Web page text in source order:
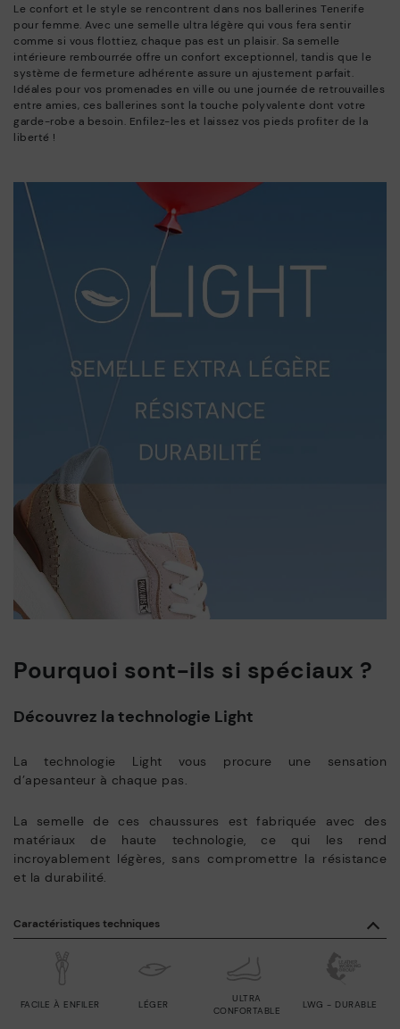
Le confort et le style se rencontrent dans nos ballerines Tenerife
pour femme. Avec une semelle ultra légère qui vous fera sentir
comme si vous flottiez, chaque pas est un plaisir. Sa semelle
intérieure rembourrée offre un confort exceptionnel, tandis que le
système de fermeture adhérente assure un ajustement parfait.
Idéales pour vos promenades en ville ou une journée de retrouvailles
entre amies, ces ballerines sont la touche polyvalente dont votre
garde-robe a besoin. Enfilez-les et laissez vos pieds profiter de la
liberté !
Pourquoi sont-ils si spéciaux ?
Découvrez la technologie Light
La technologie Light vous procure une sensation
d’apesanteur à chaque pas.
La semelle de ces chaussures est fabriquée avec des
matériaux de haute technologie, ce qui les rend
incroyablement légères, sans compromettre la résistance
et la durabilité.
Caractéristiques techniques
LÉGER
FACILE À ENFILER
ULTRA
CONFORTABLE
LWG - DURABLE